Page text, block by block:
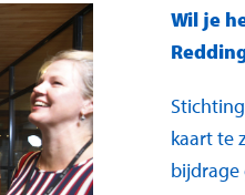
Wil je
kaart te
bijdrage